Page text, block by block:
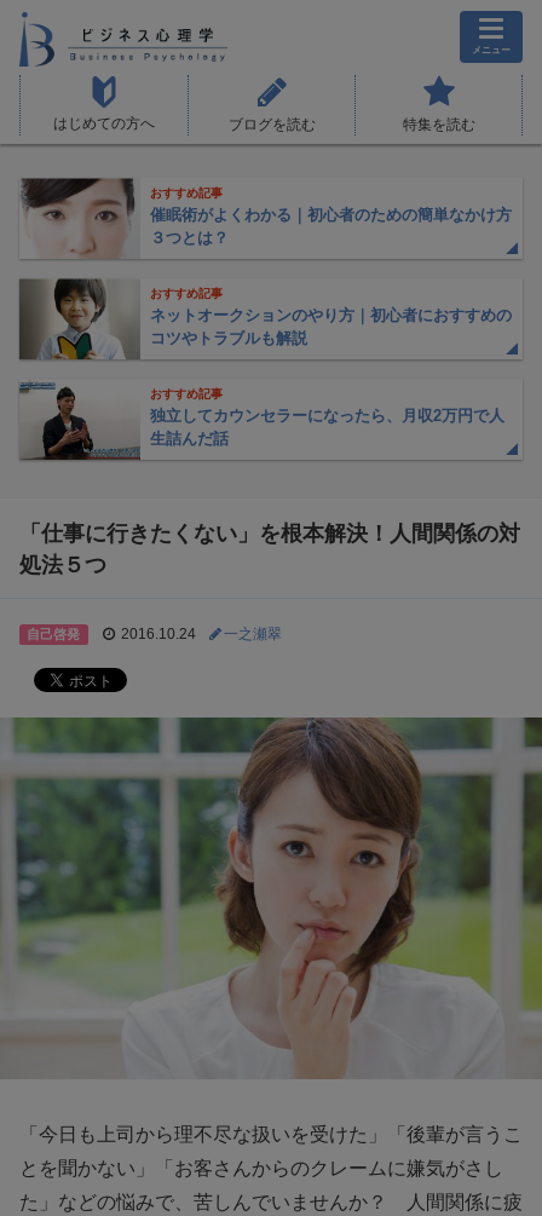
メニュー
はじめての方へ ブログを読む 特集を読む
おすすめ記事
催眠術がよくわかる｜初心者のための簡単なかけ方
３つとは？
おすすめ記事
ネットオークションのやり方｜初心者におすすめの
コツやトラブルも解説
おすすめ記事
独立してカウンセラーになったら、月収2万円で人
生詰んだ話
「仕事に行きたくない」を根本解決！人間関係の対
処法５つ
自己啓発 2016.10.24 一之瀬翠
「今日も上司から理不尽な扱いを受けた」「後輩が言うこ
とを聞かない」「お客さんからのクレームに嫌気がさし
た」などの悩みで、苦しんでいませんか？ 人間関係に疲